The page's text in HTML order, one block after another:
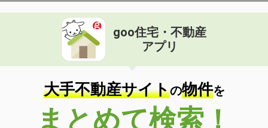
goo住宅・不動産
アプリ
大手不動産サイトの物件を
まとめて検索！